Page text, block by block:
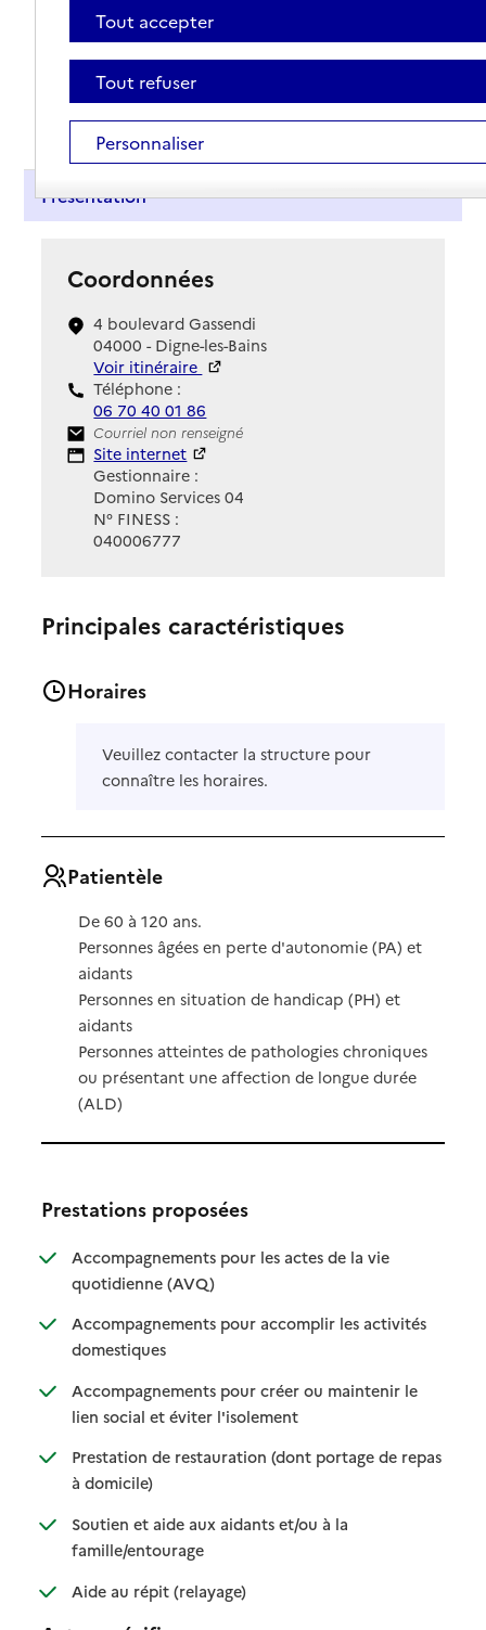
Tout déplier
Présentation
Coordonnées
4 boulevard Gassendi
04000 - Digne-les-Bains
Voir itinéraire
Téléphone :
06 70 40 01 86
Contact
Courriel non renseigné
Site Internet
Site internet
Gestionnaire :
Domino Services 04
N° FINESS :
040006777
Principales caractéristiques
Horaires
Veuillez contacter la structure pour
connaître les horaires.
Patientèle
De 60 à 120 ans.
Personnes âgées en perte d'autonomie (PA) et
aidants
Personnes en situation de handicap (PH) et
aidants
Personnes atteintes de pathologies chroniques
ou présentant une affection de longue durée
(ALD)
Prestations proposées
Accompagnements pour les actes de la vie
quotidienne (AVQ): disponible
: non disponible
Accompagnements pour accomplir les activités
domestiques: disponible
: non disponible
Accompagnements pour créer ou maintenir le
lien social et éviter l'isolement: disponible
: non disponible
Prestation de restauration (dont portage de repas
à domicile): disponible
: non disponible
Soutien et aide aux aidants et/ou à la
famille/entourage: disponible
: non disponible
Aide au répit (relayage): disponible
: non disponible
Tout accepter
Tout refuser
Personnaliser